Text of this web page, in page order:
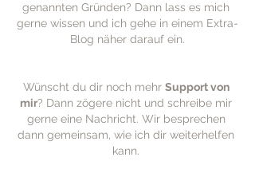
genannten Gründen? Dann lass es mich
gerne wissen und ich gehe in einem Extra-
Blog näher darauf ein.
Wünscht du dir noch mehr Support von
mir? Dann zögere nicht und schreibe mir
gerne eine Nachricht. Wir besprechen
dann gemeinsam, wie ich dir weiterhelfen
kann.